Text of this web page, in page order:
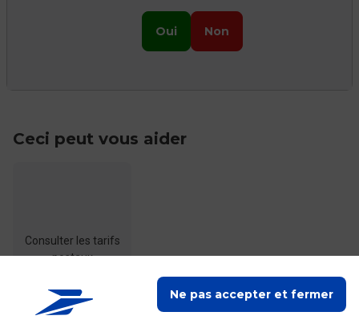
Ne pas accepter et fermer
Oui Non
Ceci peut vous aider
Consulter les tarifs
postaux